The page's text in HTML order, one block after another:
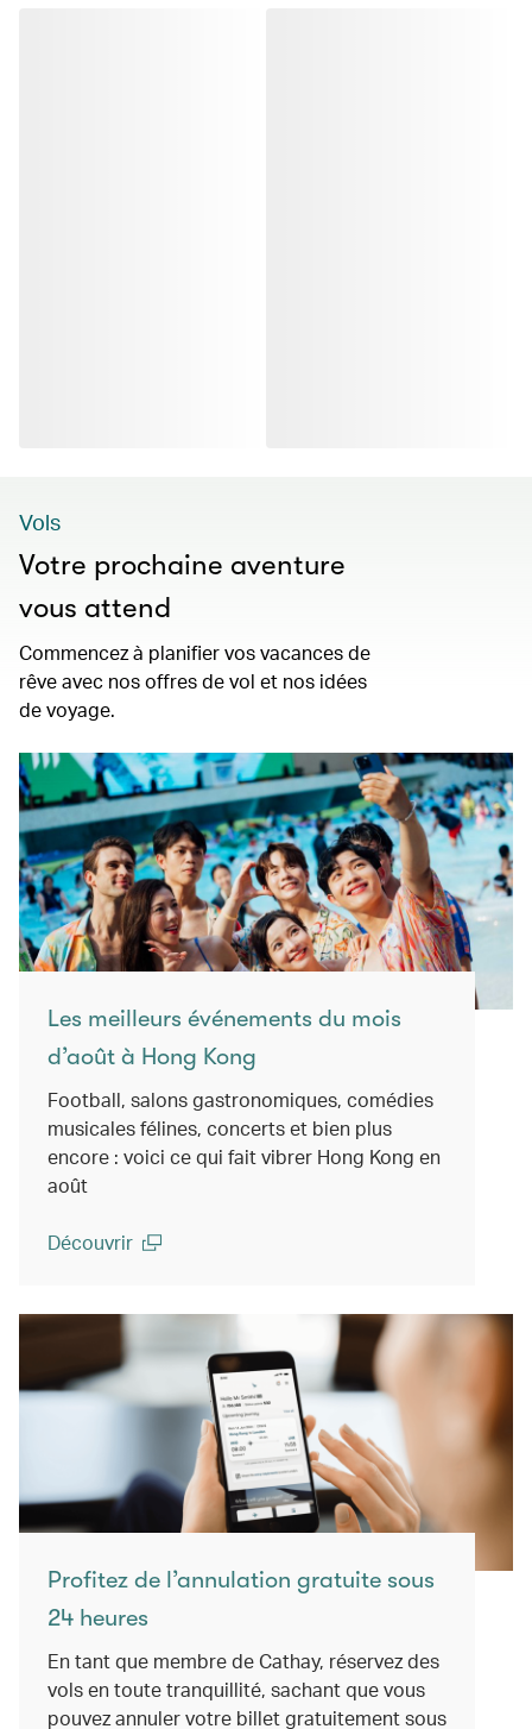
Vols
Votre prochaine aventure
vous attend
Commencez à planifier vos vacances de
rêve avec nos offres de vol et nos idées
de voyage.
Les meilleurs événements du mois
d’août à Hong Kong
Football, salons gastronomiques, comédies
musicales félines, concerts et bien plus
encore : voici ce qui fait vibrer Hong Kong en
août
Découvrir
Profitez de l’annulation gratuite sous
24 heures
En tant que membre de Cathay, réservez des
vols en toute tranquillité, sachant que vous
pouvez annuler votre billet gratuitement sous